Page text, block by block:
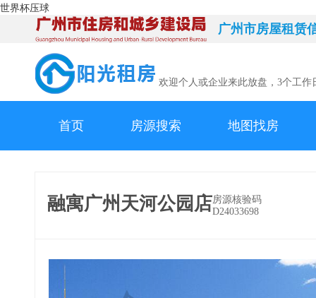
世界杯压球
广州市房屋租赁
欢迎个人或企业来此放盘，3个工作
首页 房源搜索 地图找房
融寓广州天河公园店房源核验码
D24033698